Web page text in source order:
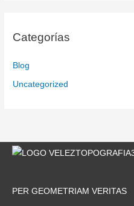
Categorías
Blog
Uncategorized
PER GEOMETRIAM VERITAS